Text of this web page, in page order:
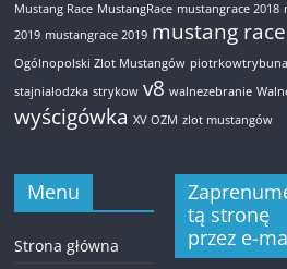
Mustang Race MustangRace mustangrace 2018
2019 mustangrace 2019 mustang
Ogólnopolski Zlot Mustangów
stajnialodzka strykow v8 walnezebranie
wyścigówka XV OZM zlot mustangów
Menu
Strona główna
tą stronę
przez e-